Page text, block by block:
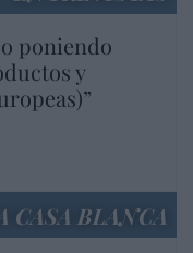
poniendo
y
CASA BLANCA